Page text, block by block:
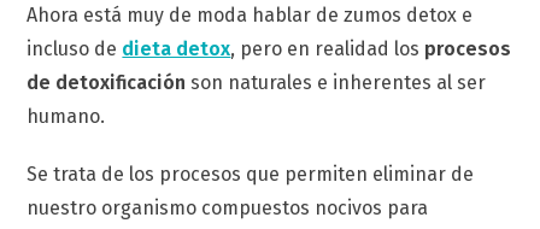
Ahora está muy de moda hablar de zumos detox e
incluso de dieta detox, pero en realidad los procesos
de detoxificación son naturales e inherentes al ser
humano.
Se trata de los procesos que permiten eliminar de
nuestro organismo compuestos nocivos para